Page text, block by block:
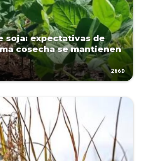
soja: expectativas de
cosecha se mantienen
266D